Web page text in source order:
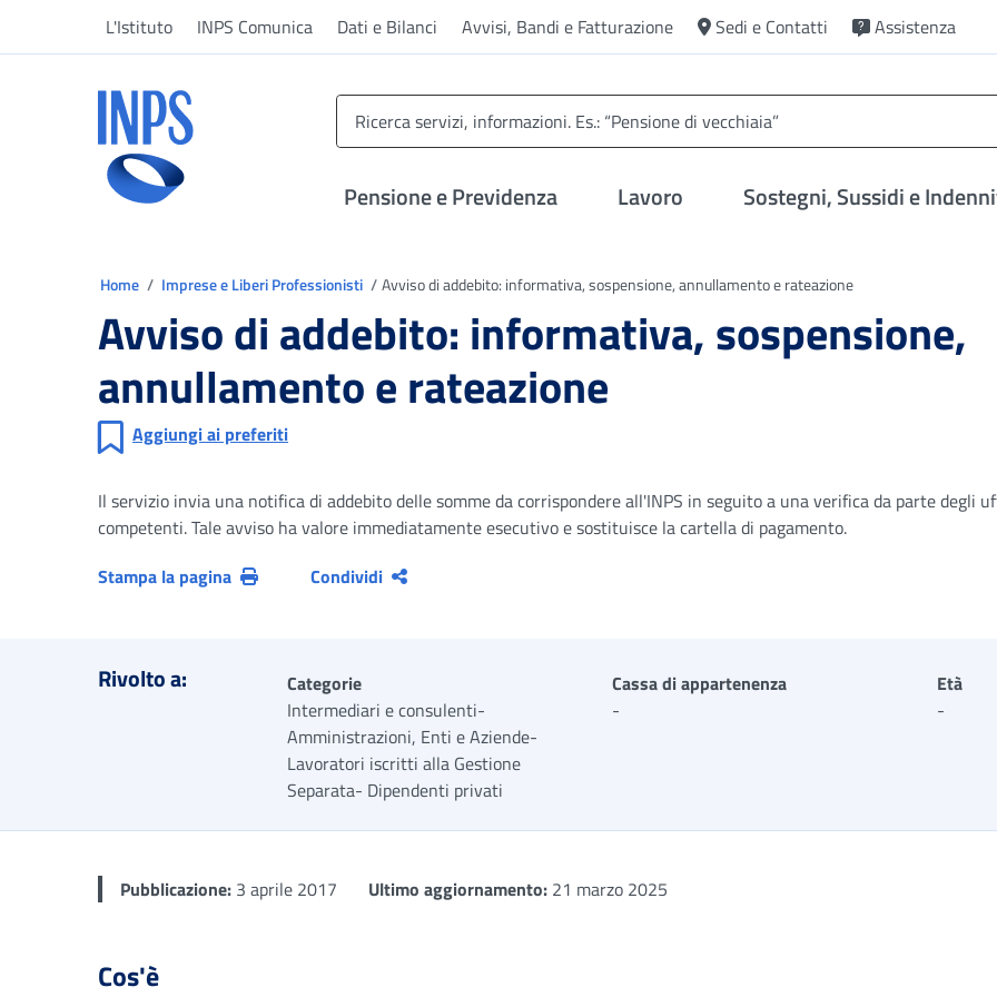
L'Istituto INPS Comunica Dati e Bilanci Avvisi, Bandi e Fatturazione Sedi e Contatti
Assistenza
Pensione e Previdenza Lavoro Sostegni, Sussidi e
Home Imprese e Liberi Professionisti Avviso di addebito: informativa, sospensione, annullamento e rateazione
Avviso di addebito: informativa, sospensione,
annullamento e rateazione
Aggiungi ai preferiti
Il servizio invia una notifica di addebito delle somme da corrispondere all'INPS in seguito a una verifica da parte degli
competenti. Tale avviso ha valore immediatamente esecutivo e sostituisce la cartella di pagamento.
Stampa la pagina
Condividi
Rivolto a:
Categorie
Intermediari e consulenti-
Amministrazioni, Enti e Aziende-
Lavoratori iscritti alla Gestione
Separata- Dipendenti privati
Cassa di appartenenza
-
Età
-
Pubblicazione: 3 aprile 2017 Ultimo aggiornamento: 21 marzo 2025
Cos'è